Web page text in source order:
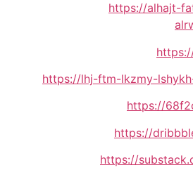
https://alhajt-
https://lhj-ftm-lkzmy-
https://
https://
https://